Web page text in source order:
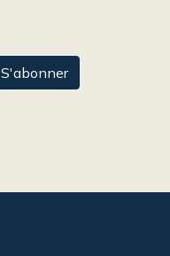
S'abonner